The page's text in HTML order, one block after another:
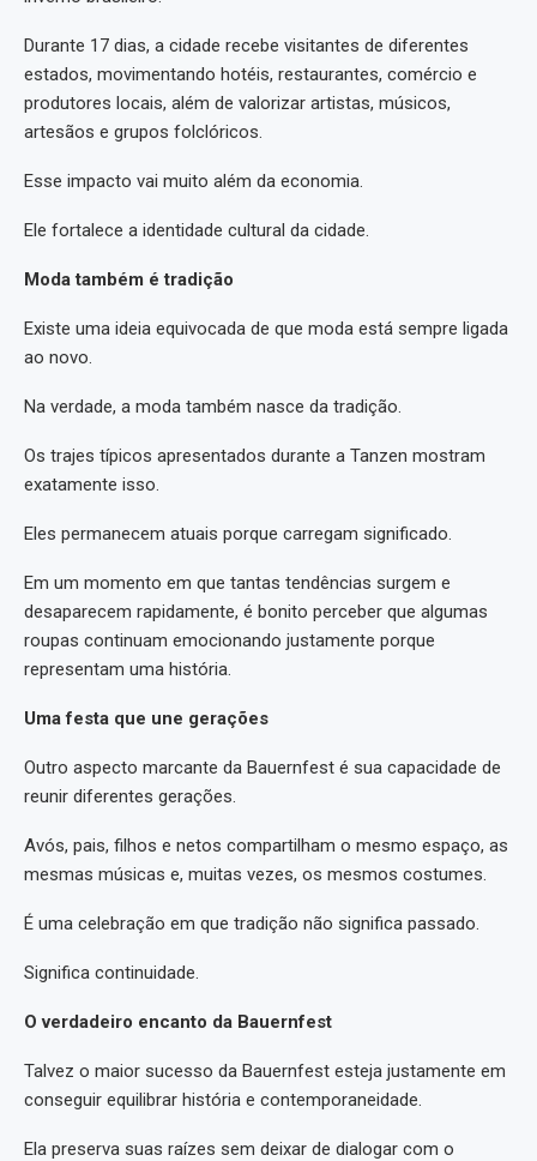
Durante 17 dias, a cidade recebe visitantes de diferentes
estados, movimentando hotéis, restaurantes, comércio e
produtores locais, além de valorizar artistas, músicos,
artesãos e grupos folclóricos. ⁠
Esse impacto vai muito além da economia.
Ele fortalece a identidade cultural da cidade.
Moda também é tradição
Existe uma ideia equivocada de que moda está sempre ligada
ao novo.
Na verdade, a moda também nasce da tradição.
Os trajes típicos apresentados durante a Tanzen mostram
exatamente isso.
Eles permanecem atuais porque carregam significado.
Em um momento em que tantas tendências surgem e
desaparecem rapidamente, é bonito perceber que algumas
roupas continuam emocionando justamente porque
representam uma história.
Uma festa que une gerações
Outro aspecto marcante da Bauernfest é sua capacidade de
reunir diferentes gerações.
Avós, pais, filhos e netos compartilham o mesmo espaço, as
mesmas músicas e, muitas vezes, os mesmos costumes.
É uma celebração em que tradição não significa passado.
Significa continuidade.
O verdadeiro encanto da Bauernfest
Talvez o maior sucesso da Bauernfest esteja justamente em
conseguir equilibrar história e contemporaneidade.
Ela preserva suas raízes sem deixar de dialogar com o